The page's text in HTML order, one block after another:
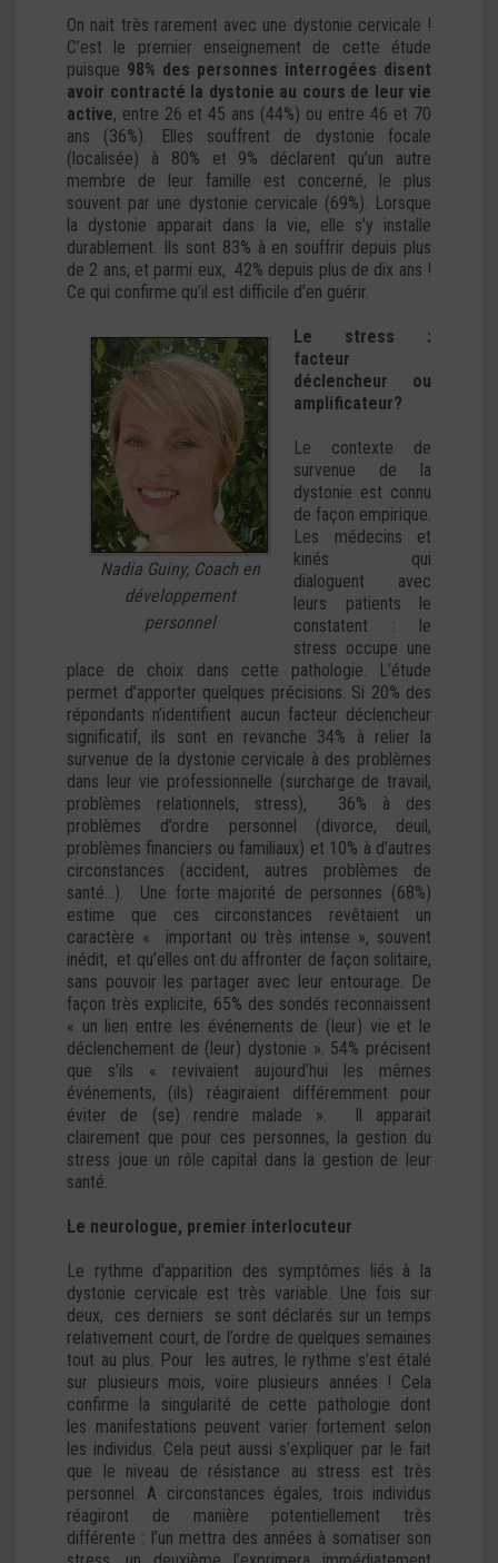
On nait très rarement avec une dystonie cervicale !
C’est le premier enseignement de cette étude
puisque 98% des personnes interrogées disent
avoir contracté la dystonie au cours de leur vie
active, entre 26 et 45 ans (44%) ou entre 46 et 70
ans (36%). Elles souffrent de dystonie focale
(localisée) à 80% et 9% déclarent qu’un autre
membre de leur famille est concerné, le plus
souvent par une dystonie cervicale (69%). Lorsque
la dystonie apparait dans la vie, elle s’y installe
durablement. Ils sont 83% à en souffrir depuis plus
de 2 ans, et parmi eux, 42% depuis plus de dix ans !
Ce qui confirme qu’il est difficile d’en guérir.
Nadia Guiny, Coach en
développement
personnel
Le stress :
facteur
déclencheur ou
amplificateur?
Le contexte de
survenue de la
dystonie est connu
de façon empirique.
Les médecins et
kinés qui
dialoguent avec
leurs patients le
constatent : le
stress occupe une
place de choix dans cette pathologie. L’étude
permet d’apporter quelques précisions. Si 20% des
répondants n’identifient aucun facteur déclencheur
significatif, ils sont en revanche 34% à relier la
survenue de la dystonie cervicale à des problèmes
dans leur vie professionnelle (surcharge de travail,
problèmes relationnels, stress), 36% à des
problèmes d’ordre personnel (divorce, deuil,
problèmes financiers ou familiaux) et 10% à d’autres
circonstances (accident, autres problèmes de
santé…). Une forte majorité de personnes (68%)
estime que ces circonstances revêtaient un
caractère « important ou très intense », souvent
inédit, et qu’elles ont du affronter de façon solitaire,
sans pouvoir les partager avec leur entourage. De
façon très explicite, 65% des sondés reconnaissent
« un lien entre les événements de (leur) vie et le
déclenchement de (leur) dystonie ». 54% précisent
que s’ils « revivaient aujourd’hui les mêmes
événements, (ils) réagiraient différemment pour
éviter de (se) rendre malade ». Il apparait
clairement que pour ces personnes, la gestion du
stress joue un rôle capital dans la gestion de leur
santé.
Le neurologue, premier interlocuteur
Le rythme d’apparition des symptômes liés à la
dystonie cervicale est très variable. Une fois sur
deux, ces derniers se sont déclarés sur un temps
relativement court, de l’ordre de quelques semaines
tout au plus. Pour les autres, le rythme s’est étalé
sur plusieurs mois, voire plusieurs années ! Cela
confirme la singularité de cette pathologie dont
les manifestations peuvent varier fortement selon
les individus. Cela peut aussi s’expliquer par le fait
que le niveau de résistance au stress est très
personnel. A circonstances égales, trois individus
réagiront de manière potentiellement très
différente : l’un mettra des années à somatiser son